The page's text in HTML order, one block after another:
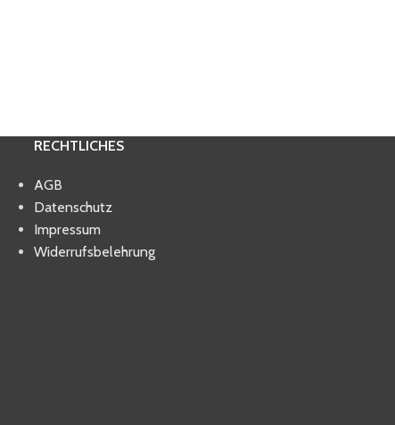
RECHTLICHES
AGB
Datenschutz
Impressum
Widerrufsbelehrung